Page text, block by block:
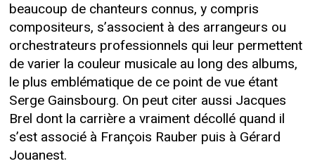
beaucoup de chanteurs connus, y compris
compositeurs, s’associent à des arrangeurs ou
orchestrateurs professionnels qui leur permettent
de varier la couleur musicale au long des albums,
le plus emblématique de ce point de vue étant
Serge Gainsbourg. On peut citer aussi Jacques
Brel dont la carrière a vraiment décollé quand il
s’est associé à François Rauber puis à Gérard
Jouanest.